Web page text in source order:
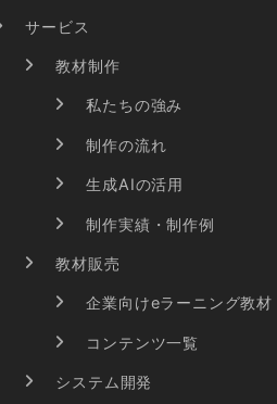
サービス
教材制作
私たちの強み
制作の流れ
生成AIの活用
制作実績・制作例
教材販売
企業向けeラーニング教材
コンテンツ一覧
システム開発